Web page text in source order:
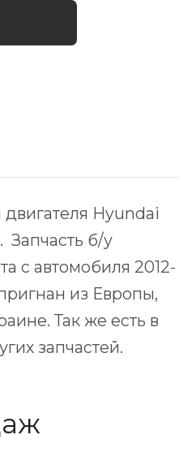
Hyundai
Запчасть б/у
с автомобиля 2012-
из Европы,
Так же есть в
запчастей.